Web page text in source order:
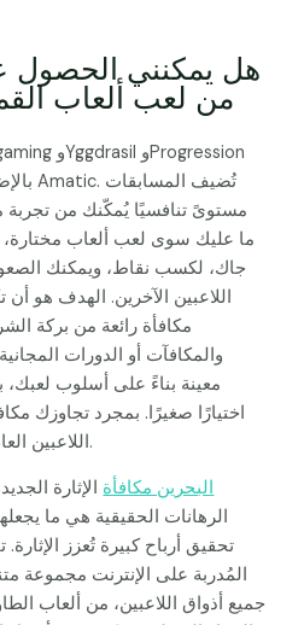
هل يمكنني
من لعب ألعاب
مستوىً تنافسيًا يُمكّنك من تجربة
ما عليك سوى لعب ألعاب مختارة،
جاك، لكسب نقاط، ويمكنك
اللاعبين الآخرين. الهدف هو
مكافأة رائعة من بركة
والمكافآت أو الدورات
معينة بناءً على أسلوب لعبك،
اختيارًا صغيرًا. بمجرد تجاوزك
اللاعبين العاديين بمكافآت إعادة الشحن.
Gate777 البحرين مكافأة الإثارة
الرهانات الحقيقية هي ما
تحقيق أرباح كبيرة تُعزز الإثارة.
المُدربة على الإنترنت مجموعة
جميع أذواق اللاعبين، من ألعاب